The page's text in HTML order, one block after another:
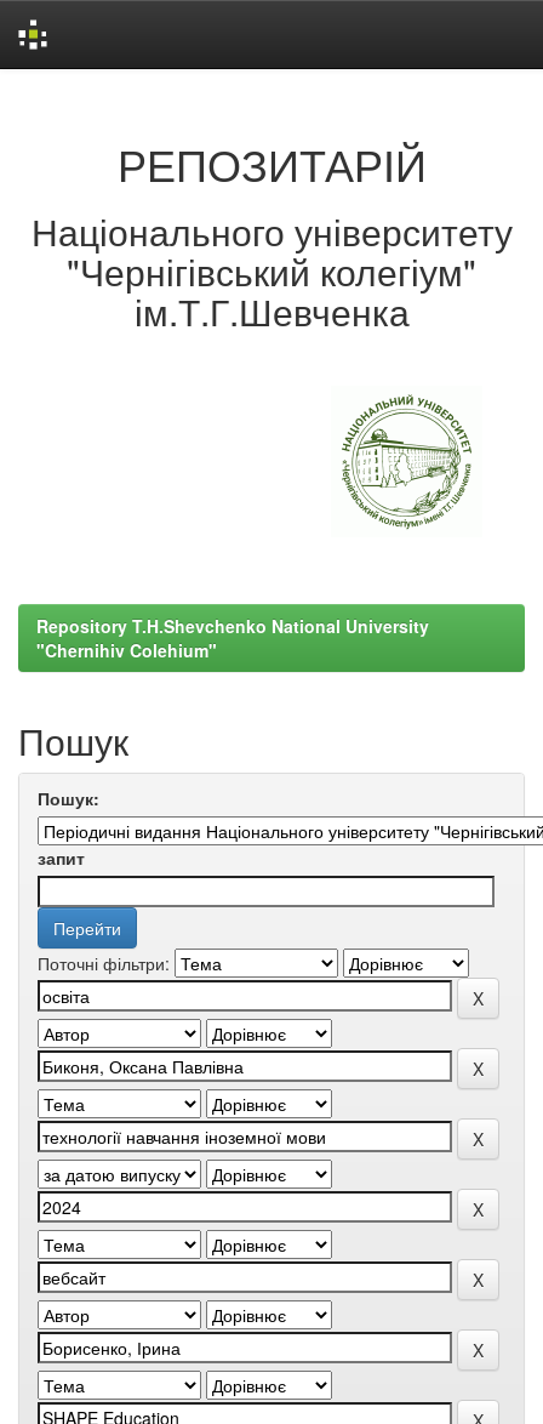
РЕПОЗИТАРІЙ
Національного університету
"Чернігівський колегіум"
ім.Т.Г.Шевченка
Repository T.H.Shevchenko National University
"Chernihiv Colehium"
Пошук
Пошук:
запит
Поточні фільтри: